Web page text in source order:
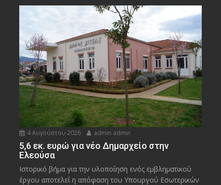
4 Αυγούστου 2026 admin admin
5,6 εκ. ευρώ για νέο Δημαρχείο στην
Ελεούσα
Ιστορικό βήμα για την υλοποίηση ενός εμβληματικού
έργου αποτελεί η απόφαση του Υπουργού Εσωτερικών